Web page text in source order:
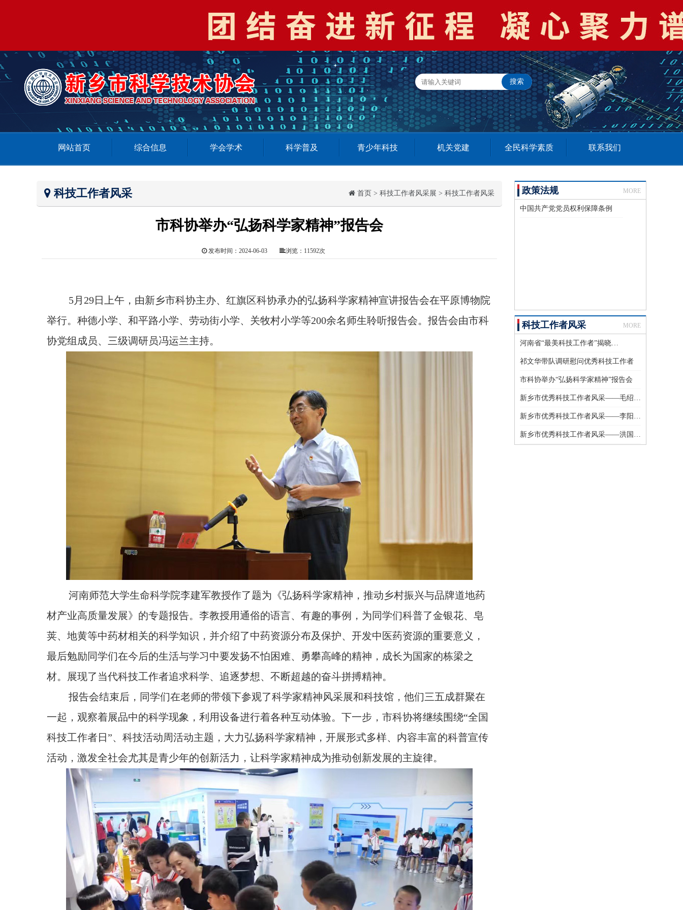
网站首页 综合信息 学会学术 科学普及 青少年科技 机关党建 全民科学素质 联系我们
政策法规 MORE
中国共产党党员权利保障条例
科技工作者风采 MORE
河南省“最美科技工作者”揭晓！新乡一人上榜
祁文华带队调研慰问优秀科技工作者
市科协举办“弘扬科学家精神”报告会
新乡市优秀科技工作者风采——毛绍伟、明立德、王栋
新乡市优秀科技工作者风采——李阳、李静宇、刘琴
新乡市优秀科技工作者风采——洪国庆、侯海兰、李华
科技工作者风采 首页 > 科技工作者风采展 > 科技工作者风采
市科协举办“弘扬科学家精神”报告会
发布时间：2024-06-03 浏览：11592次
5月29日上午，由新乡市科协主办、红旗区科协承办的弘扬科学家精神宣讲报告会在平原博物院
举行。种德小学、和平路小学、劳动街小学、关牧村小学等200余名师生聆听报告会。报告会由市科
协党组成员、三级调研员冯运兰主持。
河南师范大学生命科学院李建军教授作了题为《弘扬科学家精神，推动乡村振兴与品牌道地药
材产业高质量发展》的专题报告。李教授用通俗的语言、有趣的事例，为同学们科普了金银花、皂
荚、地黄等中药材相关的科学知识，并介绍了中药资源分布及保护、开发中医药资源的重要意义，
最后勉励同学们在今后的生活与学习中要发扬不怕困难、勇攀高峰的精神，成长为国家的栋梁之
材。展现了当代科技工作者追求科学、追逐梦想、不断超越的奋斗拼搏精神。
报告会结束后，同学们在老师的带领下参观了科学家精神风采展和科技馆，他们三五成群聚在
一起，观察着展品中的科学现象，利用设备进行着各种互动体验。下一步，市科协将继续围绕“全国
科技工作者日”、科技活动周活动主题，大力弘扬科学家精神，开展形式多样、内容丰富的科普宣传
活动，激发全社会尤其是青少年的创新活力，让科学家精神成为推动创新发展的主旋律。